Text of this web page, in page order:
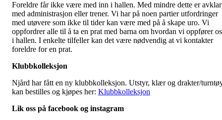
Foreldre får ikke være med inn i hallen. Med mindre dette er
med administrasjon eller trener. Vi har på noen partier utfordringer
med utøvere som ikke til tider kan være med på å skape uro. Vi
oppfordrer alle til å ta en prat med barna om hvordan vi oppfører
i hallen. I enkelte tilfeller kan det være nødvendig at vi kontakter
foreldre for en prat.
Klubbkolleksjon
Njård har fått en ny klubbkolleksjon. Utstyr, klær og drakter/
kan bestilles og kjøpes her: Klubbkolleksjon
Lik oss på facebook og instagram